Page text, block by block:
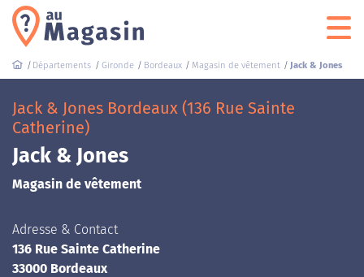
Départements Gironde Bordeaux Magasin de vêtement Jack & Jones
Jack & Jones Bordeaux (136 Rue Sainte
Catherine)
Jack & Jones
Magasin de vêtement
Adresse & Contact
136 Rue Sainte Catherine
33000 Bordeaux